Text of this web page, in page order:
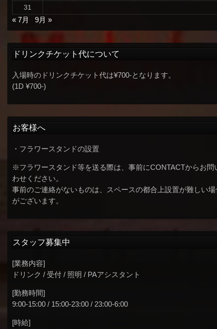
31
« 7月
9月 »
ドリンクチケット代について
入場時のドリンクチケット代は¥700-となります。
(1D ¥700-)
お客様へ
・フラワースタンドの設置
※フラワースタンド等を送る際は、事前にCONTACTからお問
わせください。
事前のご連絡がないものは、スペースの都合上設置が難しい場
がございます。
スタッフ募集中
[業務内容]
ドリンク / 受付 / 照明 / PAアシスタント
[勤務時間]
9:00-15:00 / 15:00-23:00 / 23:00-6:00
[時給]